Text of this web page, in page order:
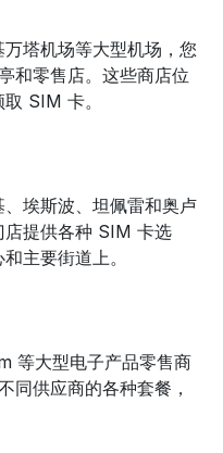
塔机场等大型机场，您
和零售店。这些商店位
SIM 卡。
埃斯波、坦佩雷和奥卢
店提供各种 SIM 卡选
主要街道上。
等大型电子产品零售商
同供应商的各种套餐，